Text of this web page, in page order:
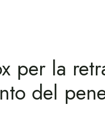
per la
del